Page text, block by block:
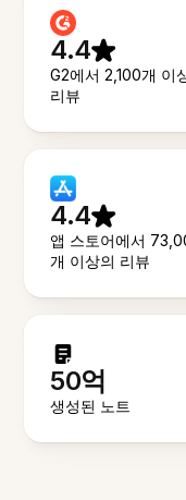
4.4
G2에서 2,100개 이
리뷰
4.4
앱 스토어에서
개 이상의 리뷰
50억
생성된 노트